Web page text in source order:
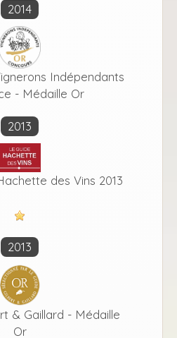
2014
Indépendants
- Médaille Or
2013
des Vins 2013
2013
& Gaillard - Médaille
Or